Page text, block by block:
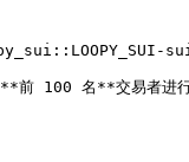
前 100 名**交易者